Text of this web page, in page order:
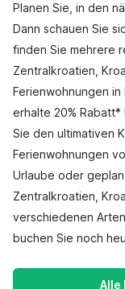
Planen Sie, in den
Dann schauen Sie
finden Sie mehrere
Zentralkroatien,
Ferienwohnungen
erhalte 20%
Sie den ultimativen
Ferienwohnungen
Urlaube oder
Zentralkroatien,
verschiedenen
buchen Sie noch
Alle